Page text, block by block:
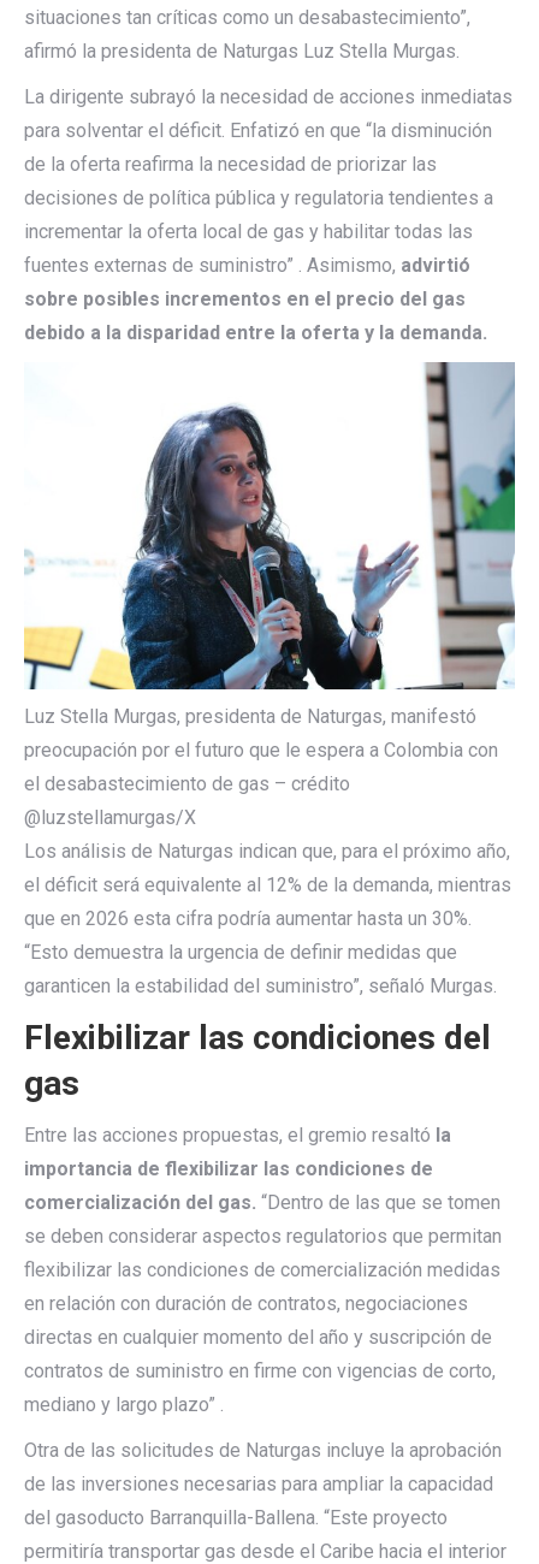
situaciones tan críticas como un desabastecimiento”,
afirmó la presidenta de Naturgas Luz Stella Murgas.
La dirigente subrayó la necesidad de acciones inmediatas
para solventar el déficit. Enfatizó en que “la disminución
de la oferta reafirma la necesidad de priorizar las
decisiones de política pública y regulatoria tendientes a
incrementar la oferta local de gas y habilitar todas las
fuentes externas de suministro” . Asimismo, advirtió
sobre posibles incrementos en el precio del gas
debido a la disparidad entre la oferta y la demanda.
Luz Stella Murgas, presidenta de Naturgas, manifestó
preocupación por el futuro que le espera a Colombia con
el desabastecimiento de gas – crédito
@luzstellamurgas/X
Los análisis de Naturgas indican que, para el próximo año,
el déficit será equivalente al 12% de la demanda, mientras
que en 2026 esta cifra podría aumentar hasta un 30%.
“Esto demuestra la urgencia de definir medidas que
garanticen la estabilidad del suministro”, señaló Murgas.
Flexibilizar las condiciones del
gas
Entre las acciones propuestas, el gremio resaltó la
importancia de flexibilizar las condiciones de
comercialización del gas. “Dentro de las que se tomen
se deben considerar aspectos regulatorios que permitan
flexibilizar las condiciones de comercialización medidas
en relación con duración de contratos, negociaciones
directas en cualquier momento del año y suscripción de
contratos de suministro en firme con vigencias de corto,
mediano y largo plazo” .
Otra de las solicitudes de Naturgas incluye la aprobación
de las inversiones necesarias para ampliar la capacidad
del gasoducto Barranquilla-Ballena. “Este proyecto
permitiría transportar gas desde el Caribe hacia el interior